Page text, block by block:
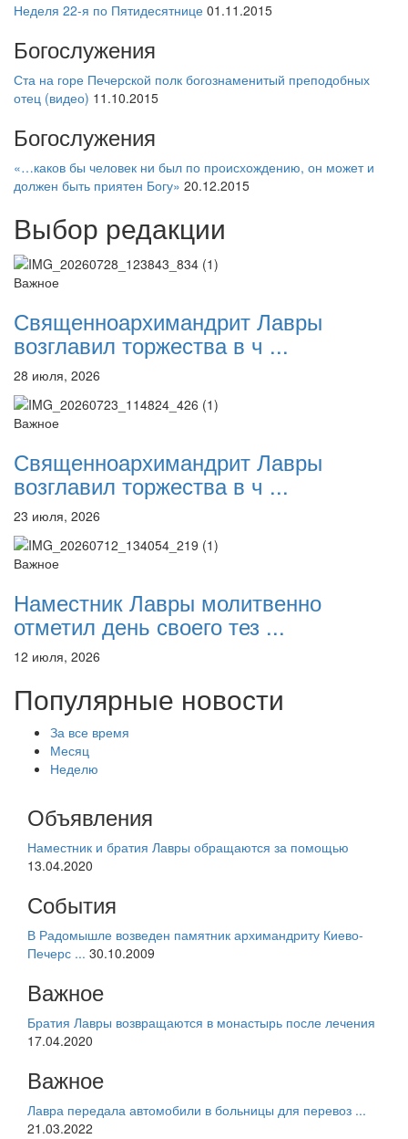
Неделя 22-я по Пятидесятнице 01.11.2015
Богослужения
Ста на горе Печерской полк богознаменитый преподобных
отец (видео) 11.10.2015
Богослужения
«…каков бы человек ни был по происхождению, он может и
должен быть приятен Богу» 20.12.2015
Выбор редакции
Важное
Священноархимандрит Лавры
возглавил торжества в ч ...
28 июля, 2026
Важное
Священноархимандрит Лавры
возглавил торжества в ч ...
23 июля, 2026
Важное
Наместник Лавры молитвенно
отметил день своего тез ...
12 июля, 2026
Популярные новости
За все время
Месяц
Неделю
Объявления
Наместник и братия Лавры обращаются за помощью
13.04.2020
События
В Радомышле возведен памятник архимандриту Киево-
Печерс ... 30.10.2009
Важное
Братия Лавры возвращаются в монастырь после лечения
17.04.2020
Важное
Лавра передала автомобили в больницы для перевоз ...
21.03.2022